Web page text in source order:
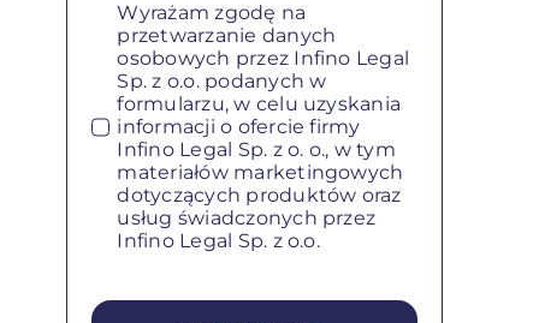
Wyrażam zgodę na
przetwarzanie danych
osobowych przez Infino Legal
Sp. z o.o. podanych w
formularzu, w celu uzyskania
informacji o ofercie firmy
Infino Legal Sp. z o. o., w tym
materiałów marketingowych
dotyczących produktów oraz
usług świadczonych przez
Infino Legal Sp. z o.o.